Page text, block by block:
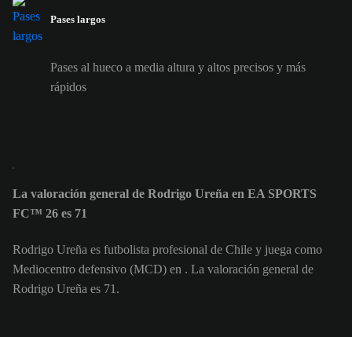
Pases largos
Pases al hueco a media altura y altos precisos y más
rápidos
La valoración general de Rodrigo Ureña en EA SPORTS
FC™ 26 es 71
Rodrigo Ureña es futbolista profesional de Chile y juega como
Mediocentro defensivo (MCD) en . La valoración general de
Rodrigo Ureña es 71.